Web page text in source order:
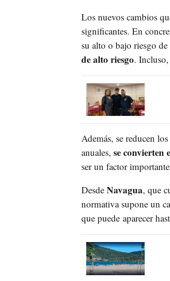
Los nuevos cambios
significantes. En
su alto o bajo riesgo
de alto riesgo. Incluso,
Además, se reducen
anuales, se convierten
ser un factor
Desde Navagua, que
normativa supone un
que puede aparecer